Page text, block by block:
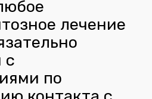
лечение
с
по